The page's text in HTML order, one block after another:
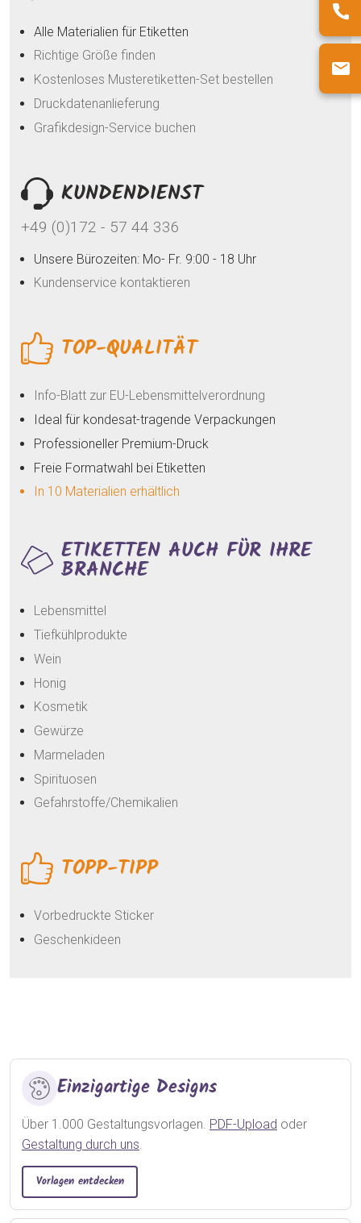
Alle Materialien für Etiketten
Richtige Größe finden
Kostenloses Musteretiketten-Set bestellen
Druckdatenanlieferung
Grafikdesign-Service buchen
KUNDENDIENST
+49 (0)172 - 57 44 336
Unsere Bürozeiten: Mo- Fr. 9:00 - 18 Uhr
Kundenservice kontaktieren
TOP-QUALITÄT
Info-Blatt zur EU-Lebensmittelverordnung
Ideal für kondesat-tragende Verpackungen
Professioneller Premium-Druck
Freie Formatwahl bei Etiketten
In 10 Materialien erhältlich
ETIKETTEN AUCH FÜR IHRE
BRANCHE
Lebensmittel
Tiefkühlprodukte
Wein
Honig
Kosmetik
Gewürze
Marmeladen
Spirituosen
Gefahrstoffe/Chemikalien
TOPP-TIPP
Vorbedruckte Sticker
Geschenkideen
Einzigartige Designs
Über 1.000 Gestaltungsvorlagen. PDF-Upload oder
Gestaltung durch uns.
Vorlagen entdecken